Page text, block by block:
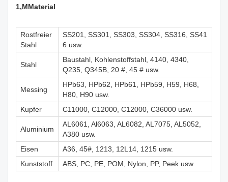
1,MMaterial
Rostfreier
Stahl
SS201, SS301, SS303, SS304, SS316, SS41
6 usw.
Stahl
Baustahl, Kohlenstoffstahl, 4140, 4340,
Q235, Q345B, 20 #, 45 # usw.
Messing
HPb63, HPb62, HPb61, HPb59, H59, H68,
H80, H90 usw.
Kupfer
C11000, C12000, C12000, C36000 usw.
Aluminium
AL6061, Al6063, AL6082, AL7075, AL5052,
A380 usw.
Eisen
A36, 45#, 1213, 12L14, 1215 usw.
Kunststoff
ABS, PC, PE, POM, Nylon, PP, Peek usw.